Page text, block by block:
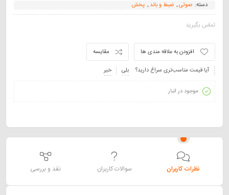
دسته: صوتی, ضبط و باند , پخش
تماس بگیرید
مقایسه
افزودن به علاقه مندی ها
آیا قیمت مناسب‌تری سراغ دارید؟
بلی خیر
موجود در انبار
نظرات کاربران سوالات کاربران نقد و بررسی